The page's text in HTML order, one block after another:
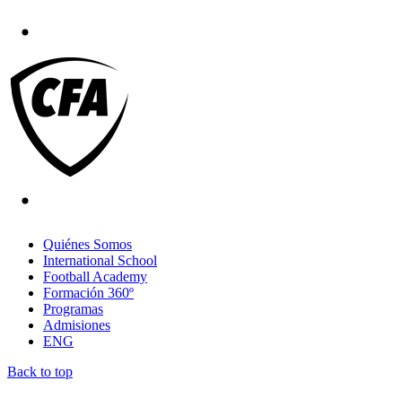
Quiénes Somos
International School
Football Academy
Formación 360º
Programas
Admisiones
ENG
Back to top